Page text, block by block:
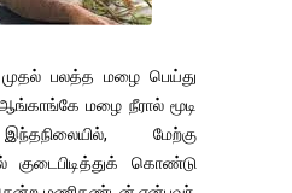
பலத்த மழை பெய்து
மழை நீரால் மூடி
மேற்கு
குடைபிடித்துக் கொண்டு